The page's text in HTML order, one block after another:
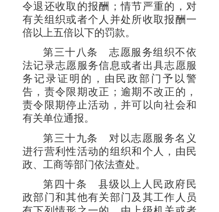
令退还收取的报酬；情节严重的，对
有关组织或者个人并处所收取报酬一
倍以上五倍以下的罚款。
第三十八条
志愿服务组织不依
法记录志愿服务信息或者出具志愿服
务记录证明的，由民政部门予以警
告，责令限期改正；逾期不改正的，
责令限期停止活动，并可以向社会和
有关单位通报。
第三十九条
对以志愿服务名义
进行营利性活动的组织和个人，由民
政、工商等部门依法查处。
第四十条 县级以上人民政府民
政部门和其他有关部门及其工作人员